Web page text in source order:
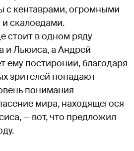
с кентаврами, огромными
скалоедами.
стоит в одном ряду
и Льюиса, а Андрей
ему постиронии, благодаря
зрителей попадают
понимания
мира, находящегося
— вот, что предложил